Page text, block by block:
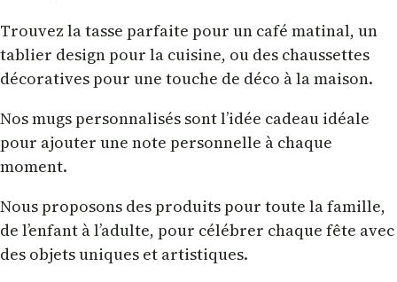
Trouvez la tasse parfaite pour un café matinal, un
tablier design pour la cuisine, ou des chaussettes
décoratives pour une touche de déco à la maison.
Nos mugs personnalisés sont l’idée cadeau idéale
pour ajouter une note personnelle à chaque
moment.
Nous proposons des produits pour toute la famille,
de l’enfant à l’adulte, pour célébrer chaque fête avec
des objets uniques et artistiques.